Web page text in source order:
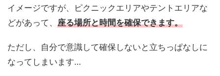
イメージですが、ピクニックエリアやテントエリアな
どがあって、 座る場所と時間を確保できます。
ただし、自分で意識して確保しないと立ちっぱなしに
なってしまいます…